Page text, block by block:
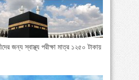
জন্য স্বাস্থ্য পরীক্ষা মাত্র ১২৫০ টাকায়